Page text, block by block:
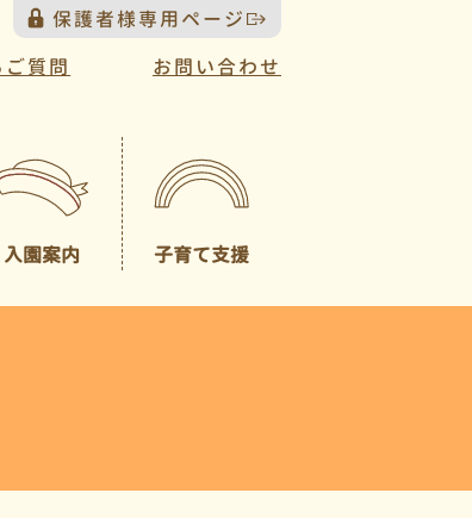
保護者様専用ページ
質問 お問い合わせ
入園案内
学について
子育て支援
（未就園児クラス）
一時預かり